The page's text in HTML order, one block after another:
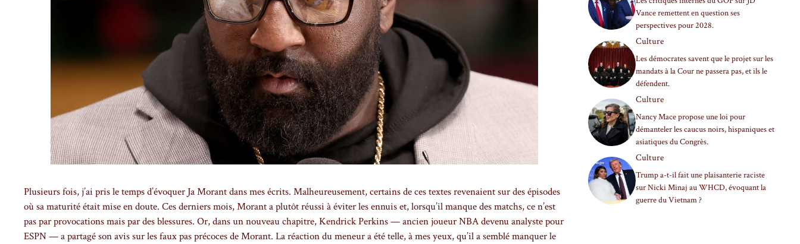
Plusieurs fois, j’ai pris le temps d’évoquer Ja Morant dans mes écrits. Malheureusement, certains de ces textes revenaient sur des épisodes
où sa maturité était mise en doute. Ces derniers mois, Morant a plutôt réussi à éviter les ennuis et, lorsqu’il manque des matchs, ce n’est
pas par provocations mais par des blessures. Or, dans un nouveau chapitre, Kendrick Perkins — ancien joueur NBA devenu analyste pour
ESPN — a partagé son avis sur les faux pas précoces de Morant. La réaction du meneur a été telle, à mes yeux, qu’il a semblé manquer le
Vance remettent en question ses
perspectives pour 2028.
Culture
Les démocrates savent que le projet sur les
mandats à la Cour ne passera pas, et ils le
défendent.
Culture
Nancy Mace propose une loi pour
démanteler les caucus noirs, hispaniques et
asiatiques du Congrès.
Culture
Trump a-t-il fait une plaisanterie raciste
sur Nicki Minaj au WHCD, évoquant la
guerre du Vietnam ?